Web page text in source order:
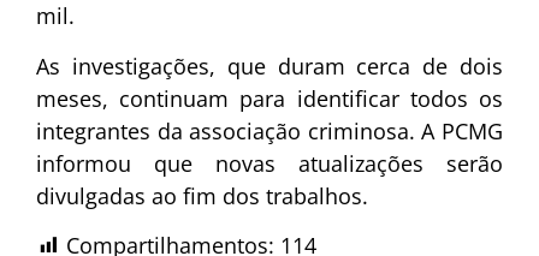
mil.
As investigações, que duram cerca de dois
meses, continuam para identificar todos os
integrantes da associação criminosa. A PCMG
informou que novas atualizações serão
divulgadas ao fim dos trabalhos.
Compartilhamentos: 114